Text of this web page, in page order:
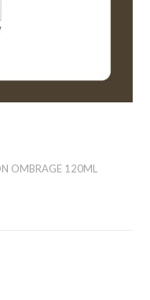
OMBRAGE 120ML